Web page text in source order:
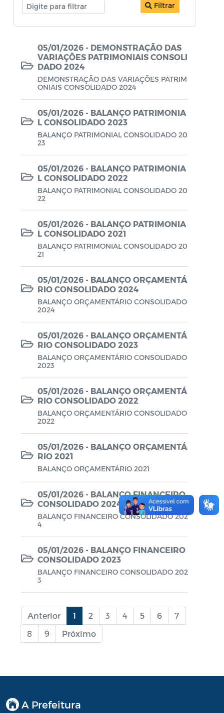
Legislação ISS
Legislação Tributária - IPTU
Lei Aldir Blanc
Lei Aldir Blanc - PNAB 2
Lei Aldir Blanc - PNAB 2025
Lei Aldir Blanc - EDITAL EMERGENCIAL
DE PROJETOS CULTURAIS
Lei Aldir Blanc - SUBSÍDIO
EMERGENCIAL DA CULTURA
Lei Complementar
Leis
LOA
Movimentações Orçamentárias
Plano de Contratações Anual (PCA)
Plano Plurianual (PPA)
Prestação de Contas de Governo
QDD - Quadro de Detalhamento das
Recursos Concedidos (AFADA,
PESTALOZZI e SÃO BENEDITO)
Relatório de Gestão Fiscal (RGF) - A partir
Relatório Resumido da Execução
Orçamentária (RREO) - A partir de 2021
RREO
Saúde - Leis e Decretos
LGPD
Filtrar
05/01/2026 - DEMONSTRAÇÃO DAS
VARIAÇÕES PATRIMONIAIS CONSOLI
DADO 2024
DEMONSTRAÇÃO DAS VARIAÇÕES PATRIM
ONIAIS CONSOLIDADO 2024
05/01/2026 - BALANÇO PATRIMONIA
L CONSOLIDADO 2023
BALANÇO PATRIMONIAL CONSOLIDADO 20
23
05/01/2026 - BALANÇO PATRIMONIA
L CONSOLIDADO 2022
BALANÇO PATRIMONIAL CONSOLIDADO 20
22
05/01/2026 - BALANÇO PATRIMONIA
L CONSOLIDADO 2021
BALANÇO PATRIMONIAL CONSOLIDADO 20
21
05/01/2026 - BALANÇO ORÇAMENTÁ
RIO CONSOLIDADO 2024
BALANÇO ORÇAMENTÁRIO CONSOLIDADO
2024
05/01/2026 - BALANÇO ORÇAMENTÁ
RIO CONSOLIDADO 2023
BALANÇO ORÇAMENTÁRIO CONSOLIDADO
2023
05/01/2026 - BALANÇO ORÇAMENTÁ
RIO CONSOLIDADO 2022
BALANÇO ORÇAMENTÁRIO CONSOLIDADO
2022
05/01/2026 - BALANÇO ORÇAMENTÁ
RIO 2021
BALANÇO ORÇAMENTÁRIO 2021
05/01/2026 - BALANÇO FINANCEIRO
CONSOLIDADO 2024
BALANÇO FINANCEIRO CONSOLIDADO 202
4
05/01/2026 - BALANÇO FINANCEIRO
CONSOLIDADO 2023
BALANÇO FINANCEIRO CONSOLIDADO 202
3
Anterior 1 2 3 4 5 6
7
8
9 Próximo
A Prefeitura